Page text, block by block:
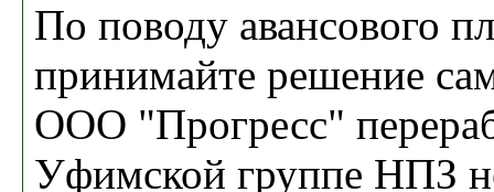
По поводу авансового
принимайте решение
ООО "Прогресс"
Уфимской группе НПЗ